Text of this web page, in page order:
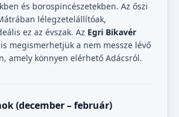
és borospincészetekben. Az őszi
lélegzetelállítóak,
ez az évszak. Az Egri Bikavér
megismerhetjük a nem messze lévő
amely könnyen elérhető Adácsról.
(december – február)